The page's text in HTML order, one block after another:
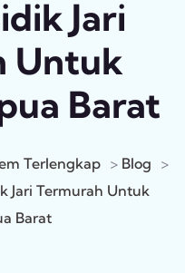
Jari
Untuk
Barat
Terlengkap > Blog >
Jari Termurah Untuk
Barat